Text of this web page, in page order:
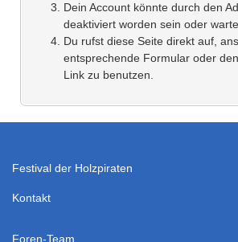
Dein Account könnte durch den
deaktiviert worden sein oder
Du rufst diese Seite direkt auf,
entsprechende Formular oder
Link zu benutzen.
Festival der Holzpiraten
Kontakt
Foren-Team